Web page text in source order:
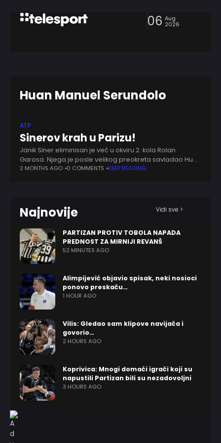
06 Aug
2026
Huan Manuel Serundolo
ATP
Sinerov krah u Parizu!
Janik Siner eliminisan je već u okviru 2. kola Rolan
Garosa. Njega je posle velikog preokreta savladao Huan
Manuel Serundolo rezultatom 3:2 (3:6, 2:6, 7:5, 6:1 i 6:1).
2 MONTHS AGO 0 COMMENTS KEEP READING
Najnovije Vidi sve >
PARTIZAN PROTIV TOBOLA NAPADA
PREDNOST ZA MIRNIJI REVANŠ
52 MINUTES AGO
Alimpijević objavio spisak, neki nosioci
ponovo preskaču…
1 HOUR AGO
Vilis: Gledao sam klipove navijača i
govorio…
2 HOURS AGO
Koprivica: Mnogi domaći igrači koji su
napustili Partizan bili su nezadovoljni
3 HOURS AGO